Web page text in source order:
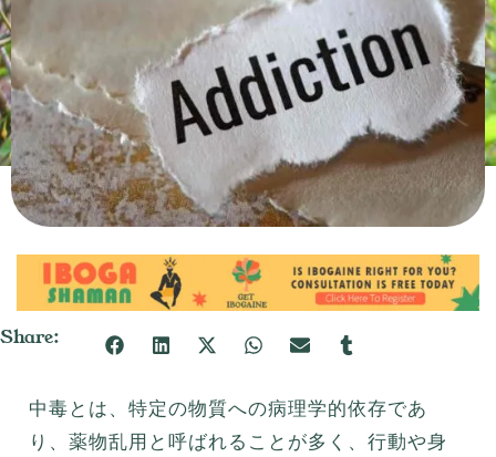
Share:
中毒とは、特定の物質への病理学的依存であ
り、薬物乱用と呼ばれることが多く、行動や身